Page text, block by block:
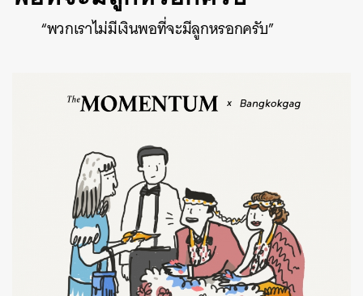
“พวกเราไม่มีเงินพอที่จะมีลูกหรอกครับ”